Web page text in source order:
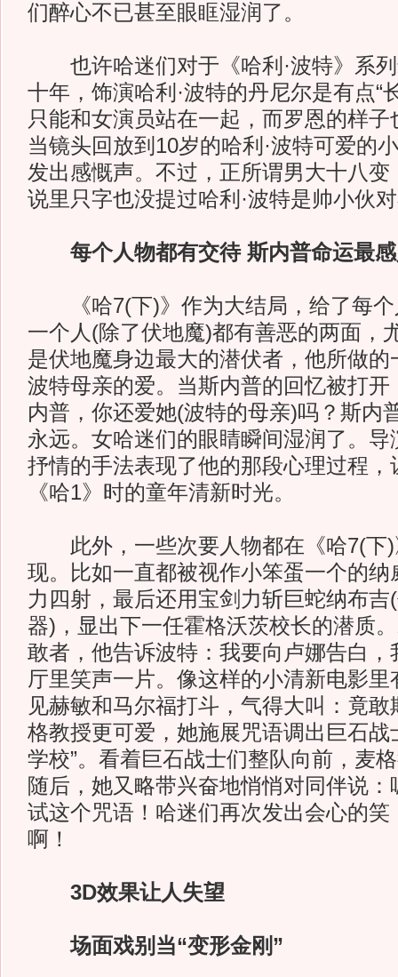
们醉心不已甚至眼眶湿润了。
也许哈迷们对于《哈利·波特》系列
十年，饰演哈利·波特的丹尼尔是有点“
只能和女演员站在一起，而罗恩的样
当镜头回放到10岁的哈利·波特可爱的
发出感慨声。不过，正所谓男大十八变
说里只字也没提过哈利·波特是帅小伙
每个人物都有交待 斯内普命运最
《哈7(下)》作为大结局，给了每个
一个人(除了伏地魔)都有善恶的两面，
是伏地魔身边最大的潜伏者，他所做的
波特母亲的爱。当斯内普的回忆被打开
内普，你还爱她(波特的母亲)吗？斯内
永远。女哈迷们的眼睛瞬间湿润了。导
抒情的手法表现了他的那段心理过程，
《哈1》时的童年清新时光。
此外，一些次要人物都在《哈7(下)
现。比如一直都被视作小笨蛋一个的纳
力四射，最后还用宝剑力斩巨蛇纳布
器)，显出下一任霍格沃茨校长的潜质
敢者，他告诉波特：我要向卢娜告白，
厅里笑声一片。像这样的小清新电影
见赫敏和马尔福打斗，气得大叫：竟
格教授更可爱，她施展咒语调出巨石战
学校”。看着巨石战士们整队向前，麦
随后，她又略带兴奋地悄悄对同伴说
试这个咒语！哈迷们再次发出会心的笑
啊！
3D效果让人失望
场面戏别当“变形金刚”